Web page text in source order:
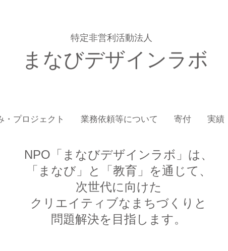
特定非営利活動法人
まなびデザインラボ
・プロジェクト 業務依頼等について 寄付 実績
NPO「まなびデザインラボ」は、
「まなび」と「教育」を通じて、
次世代に向けた
クリエイティブなまちづくりと
問題解決を目指します。